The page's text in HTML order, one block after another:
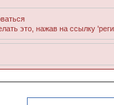
это, нажав на ссылку